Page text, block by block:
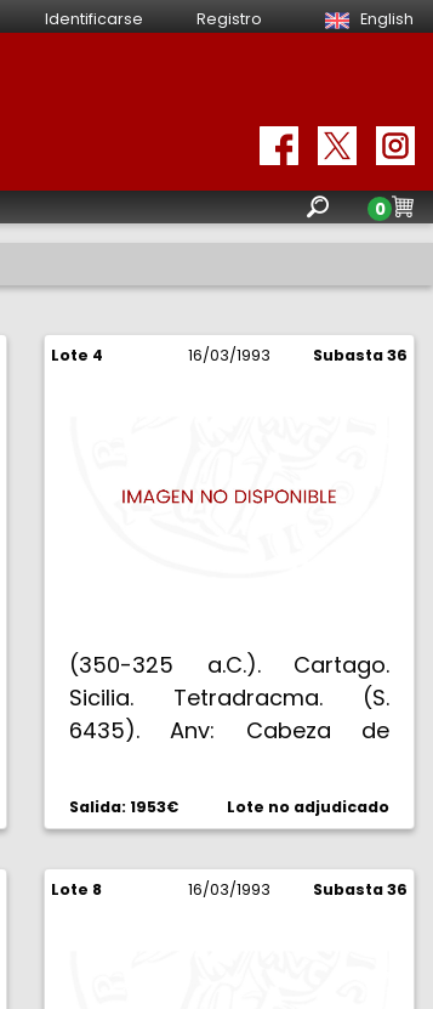
Identificarse Registro English
0
Lote 4 16/03/1993 Subasta 36
(350-325 a.C.). Cartago.
Sicilia. Tetradracma. (S.
6435). Anv: Cabeza de
coronada de espigas,
rodeada de cuatro delfines,
bajo el mentón, concha
venera. Rev: Cabeza de
Salida: 1953€ Lote no adjudicado
Lote 8 16/03/1993 Subasta 36